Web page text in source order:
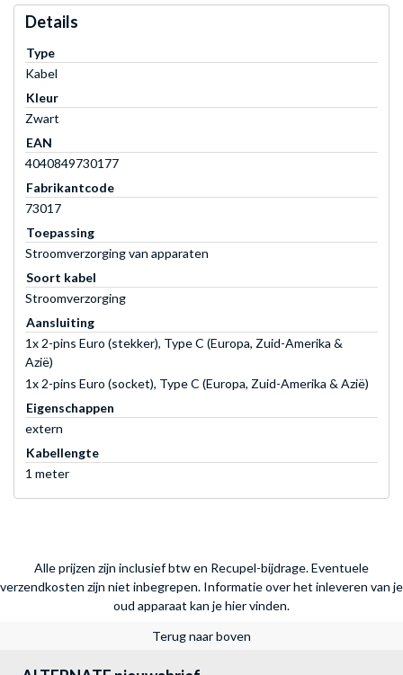
Details
Type
Kabel
Kleur
Zwart
EAN
4040849730177
Fabrikantcode
73017
Toepassing
Stroomverzorging van apparaten
Soort kabel
Stroomverzorging
Aansluiting
1x 2-pins Euro (stekker), Type C (Europa, Zuid-Amerika &
Azië)
1x 2-pins Euro (socket), Type C (Europa, Zuid-Amerika & Azië)
Eigenschappen
extern
Kabellengte
1 meter
Alle prijzen zijn inclusief btw en Recupel-bijdrage. Eventuele
verzendkosten zijn niet inbegrepen. Informatie over het inleveren van je
oud apparaat kan je hier vinden.
Terug naar boven